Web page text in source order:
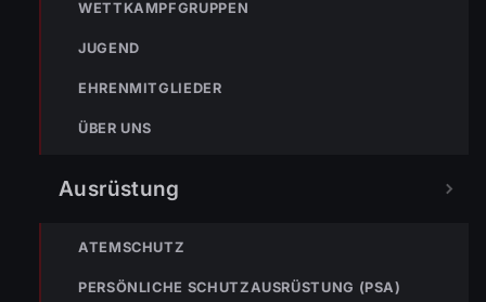
WETTKAMPFGRUPPEN
JUGEND
EHRENMITGLIEDER
ÜBER UNS
Ausrüstung
ATEMSCHUTZ
PERSÖNLICHE SCHUTZAUSRÜSTUNG (PSA)